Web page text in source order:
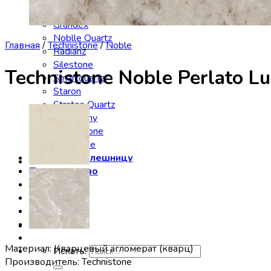
Etna Quartz
Grandex
Noblle Quartz
Radianz
Silestone
Smartquartz
Staron
Stratos Quartz
Symphony
Technistone
Vicostone
Заказать столешницу
Производство
Сервис
Галерея
Отзывы
Контакты
Искать:
Главная /Technistone/Noble
Technistone Noble Perlato
Материал: Кварцевый агломерат (кварц)
Производитель: Technistone